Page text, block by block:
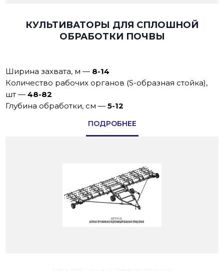
КУЛЬТИВАТОРЫ ДЛЯ СПЛОШНОЙ
ОБРАБОТКИ ПОЧВЫ
Ширина захвата, м— 8-14
Количество рабочих органов (S-образная стойка),
шт—48-82
Глубина обработки, см—5-12
ПОДРОБНЕЕ